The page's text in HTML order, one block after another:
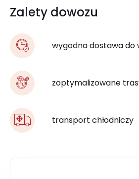
Zalety dowozu
wygodna dostawa do
zoptymalizowane
transport chłodniczy